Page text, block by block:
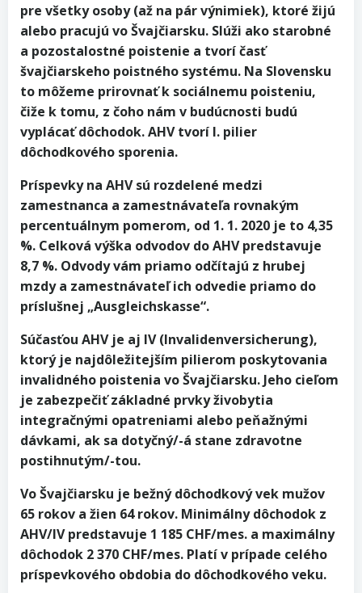
pre všetky osoby (až na pár výnimiek), ktoré žijú
alebo pracujú vo Švajčiarsku. Slúži ako starobné
a pozostalostné poistenie a tvorí časť
švajčiarskeho poistného systému. Na Slovensku
to môžeme prirovnať k sociálnemu poisteniu,
čiže k tomu, z čoho nám v budúcnosti budú
vyplácať dôchodok. AHV tvorí I. pilier
dôchodkového sporenia.
Príspevky na AHV sú rozdelené medzi
zamestnanca a zamestnávateľa rovnakým
percentuálnym pomerom, od 1. 1. 2020 je to 4,35
%. Celková výška odvodov do AHV predstavuje
8,7 %. Odvody vám priamo odčítajú z hrubej
mzdy a zamestnávateľ ich odvedie priamo do
príslušnej „Ausgleichskasse“.
Súčasťou AHV je aj IV (Invalidenversicherung),
ktorý je najdôležitejším pilierom poskytovania
invalidného poistenia vo Švajčiarsku. Jeho cieľom
je zabezpečiť základné prvky živobytia
integračnými opatreniami alebo peňažnými
dávkami, ak sa dotyčný/-á stane zdravotne
postihnutým/-tou.
Vo Švajčiarsku je bežný dôchodkový vek mužov
65 rokov a žien 64 rokov. Minimálny dôchodok z
AHV/IV predstavuje 1 185 CHF/mes. a maximálny
dôchodok 2 370 CHF/mes. Platí v prípade celého
príspevkového obdobia do dôchodkového veku.